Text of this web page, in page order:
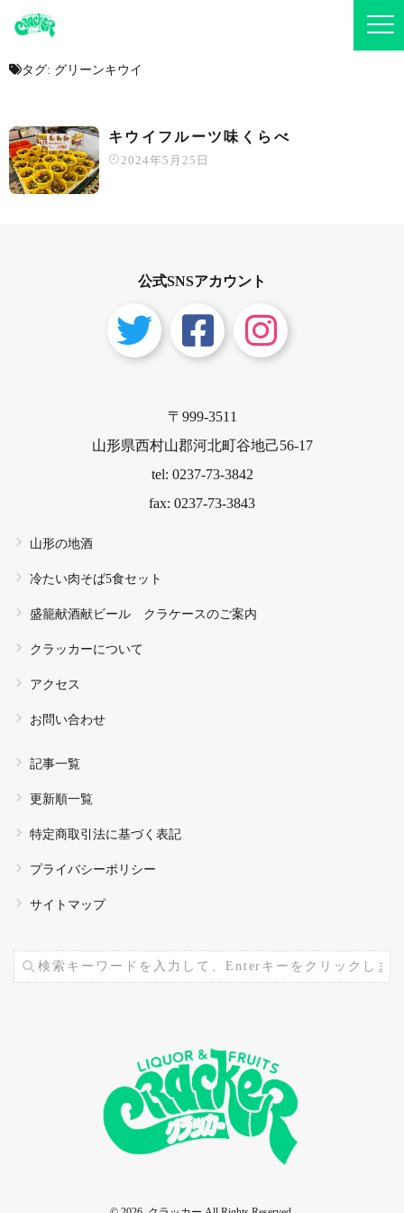
タグ: グリーンキウイ
キウイフルーツ味くらべ
2024年5月25日
公式SNSアカウント
〒999-3511
山形県西村山郡河北町谷地己56-17
tel: 0237-73-3842
fax: 0237-73-3843
山形の地酒
冷たい肉そば5食セット
盛籠献酒献ビール クラケースのご案内
クラッカーについて
アクセス
お問い合わせ
記事一覧
更新順一覧
特定商取引法に基づく表記
プライバシーポリシー
サイトマップ